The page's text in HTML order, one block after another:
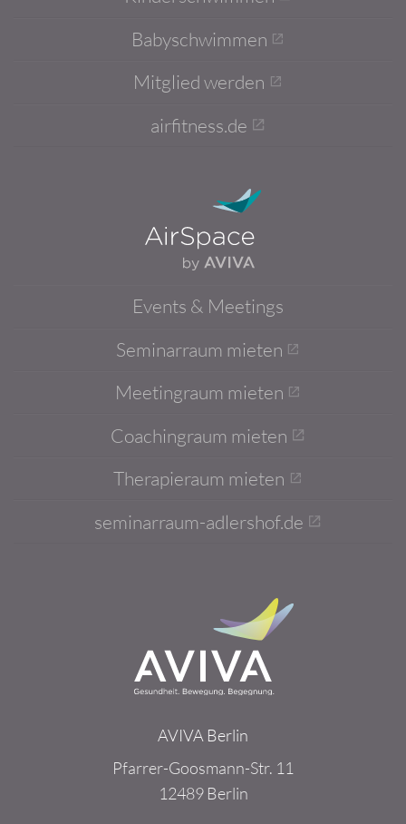
Babyschwimmen
Mitglied werden
airfitness.de
Events & Meetings
Seminarraum mieten
Meetingraum mieten
Coachingraum mieten
Therapieraum mieten
seminarraum-adlershof.de
AVIVA Berlin
Pfarrer-Goosmann-Str. 11
12489 Berlin